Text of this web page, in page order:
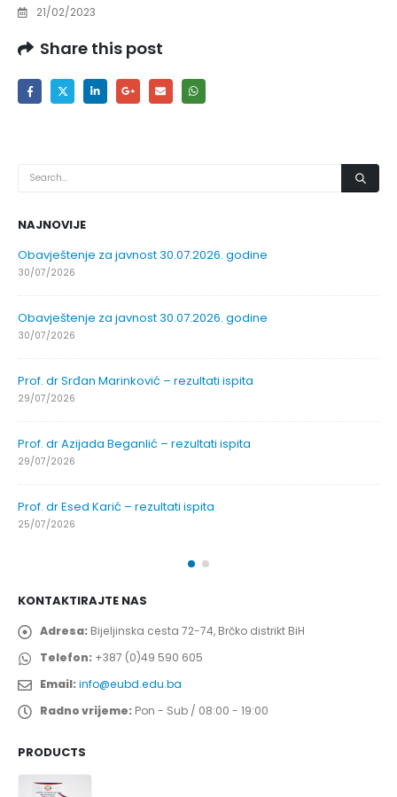
21/02/2023
Share this post
NAJNOVIJE
Obavještenje za javnost 30.07.2026. godine
30/07/2026
Obavještenje za javnost 30.07.2026. godine
30/07/2026
Prof. dr Srđan Marinković – rezultati ispita
29/07/2026
Prof. dr Azijada Beganlić – rezultati ispita
29/07/2026
Prof. dr Esed Karić – rezultati ispita
25/07/2026
KONTAKTIRAJTE NAS
Adresa: Bijeljinska cesta 72-74, Brčko distrikt BiH
Telefon: +387 (0)49 590 605
Email:info@eubd.edu.ba
Radno vrijeme: Pon - Sub / 08:00 - 19:00
PRODUCTS